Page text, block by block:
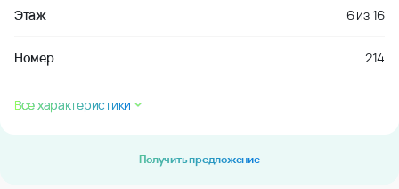
Этаж 6из16
Номер 214
Все характеристики
Получить предложение